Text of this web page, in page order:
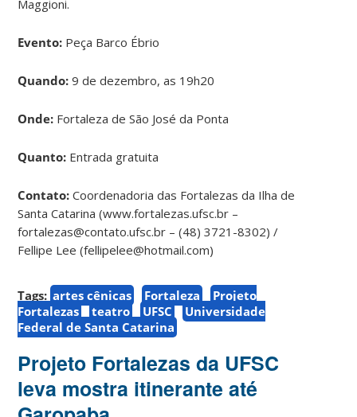
Maggioni.
Evento: Peça Barco Ébrio
Quando: 9 de dezembro, as 19h20
Onde: Fortaleza de São José da Ponta
Quanto: Entrada gratuita
Contato: Coordenadoria das Fortalezas da Ilha de
Santa Catarina (www.fortalezas.ufsc.br –
fortalezas@contato.ufsc.br – (48) 3721-8302) /
Fellipe Lee (fellipelee@hotmail.com)
Tags: artes cênicas Fortaleza
Projeto
Fortalezas
teatro UFSC
Universidade
Federal de Santa Catarina
Projeto Fortalezas da UFSC
leva mostra itinerante até